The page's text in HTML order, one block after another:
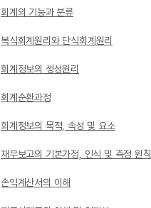
회계의 기능과 분류
복식회계원리와 단식회계원리
회계정보의 생성원리
회계순환과정
회계정보의 목적, 속성 및 요소
재무보고의 기본가정, 인식 및 측정 원칙
손익계산서의 이해